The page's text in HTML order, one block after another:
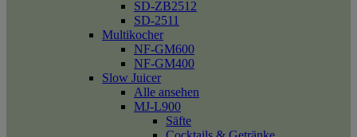
SD-ZB2512
SD-2511
Multikocher
NF-GM600
NF-GM400
Slow Juicer
Alle ansehen
MJ-L900
Säfte